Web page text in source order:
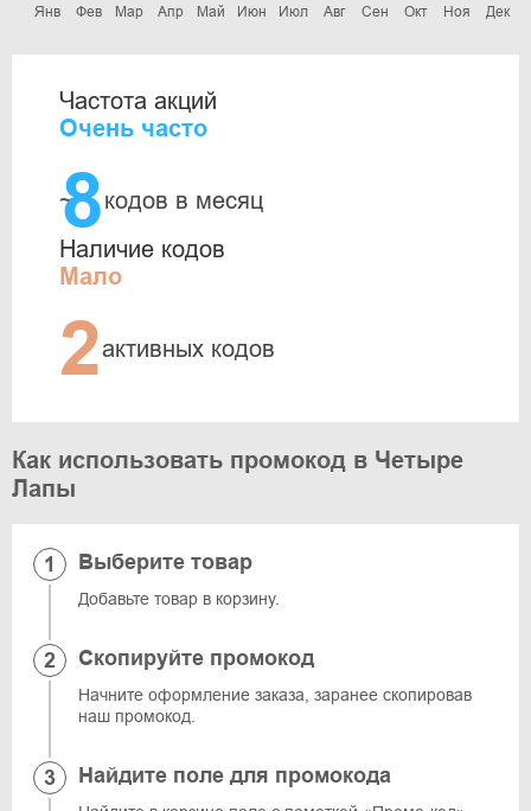
Янв Фев Мар Апр Май Июн Июл Авг Сен Окт Ноя Дек
Частота акций
Очень часто
~
8кодов в месяц
Наличие кодов
Мало
2активных кодов
Как использовать промокод в Четыре
Лапы
Выберите товар
Добавьте товар в корзину.
Скопируйте промокод
Начните оформление заказа, заранее скопировав
наш промокод.
Найдите поле для промокода